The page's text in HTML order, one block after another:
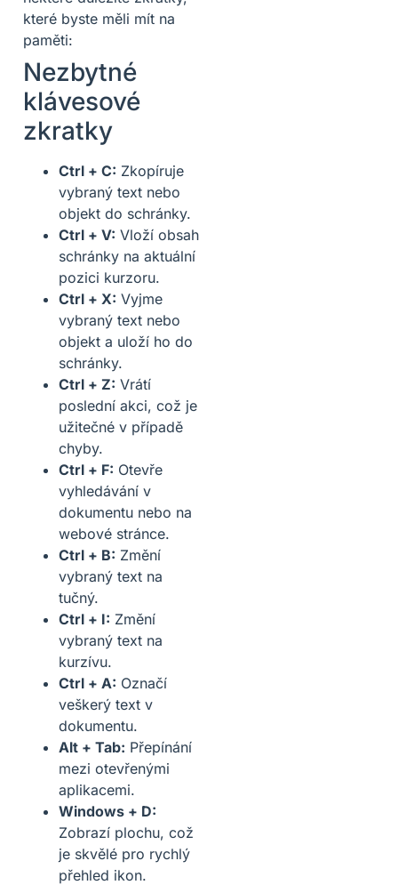
které byste měli mít na
paměti:
Nezbytné
klávesové
zkratky
Ctrl + C: Zkopíruje
vybraný text nebo
objekt do schránky.
Ctrl + V: Vloží obsah
schránky na aktuální
pozici kurzoru.
Ctrl + X: Vyjme
vybraný text nebo
objekt a uloží ho do
schránky.
Ctrl + Z: Vrátí
poslední akci, což je
užitečné v případě
chyby.
Ctrl + F: Otevře
vyhledávání v
dokumentu nebo na
webové stránce.
Ctrl + B: Změní
vybraný text na
tučný.
Ctrl + I: Změní
vybraný text na
kurzívu.
Ctrl + A: Označí
veškerý text v
dokumentu.
Alt + Tab: Přepínání
mezi otevřenými
aplikacemi.
Windows + D:
Zobrazí plochu, což
je skvělé pro rychlý
přehled ikon.